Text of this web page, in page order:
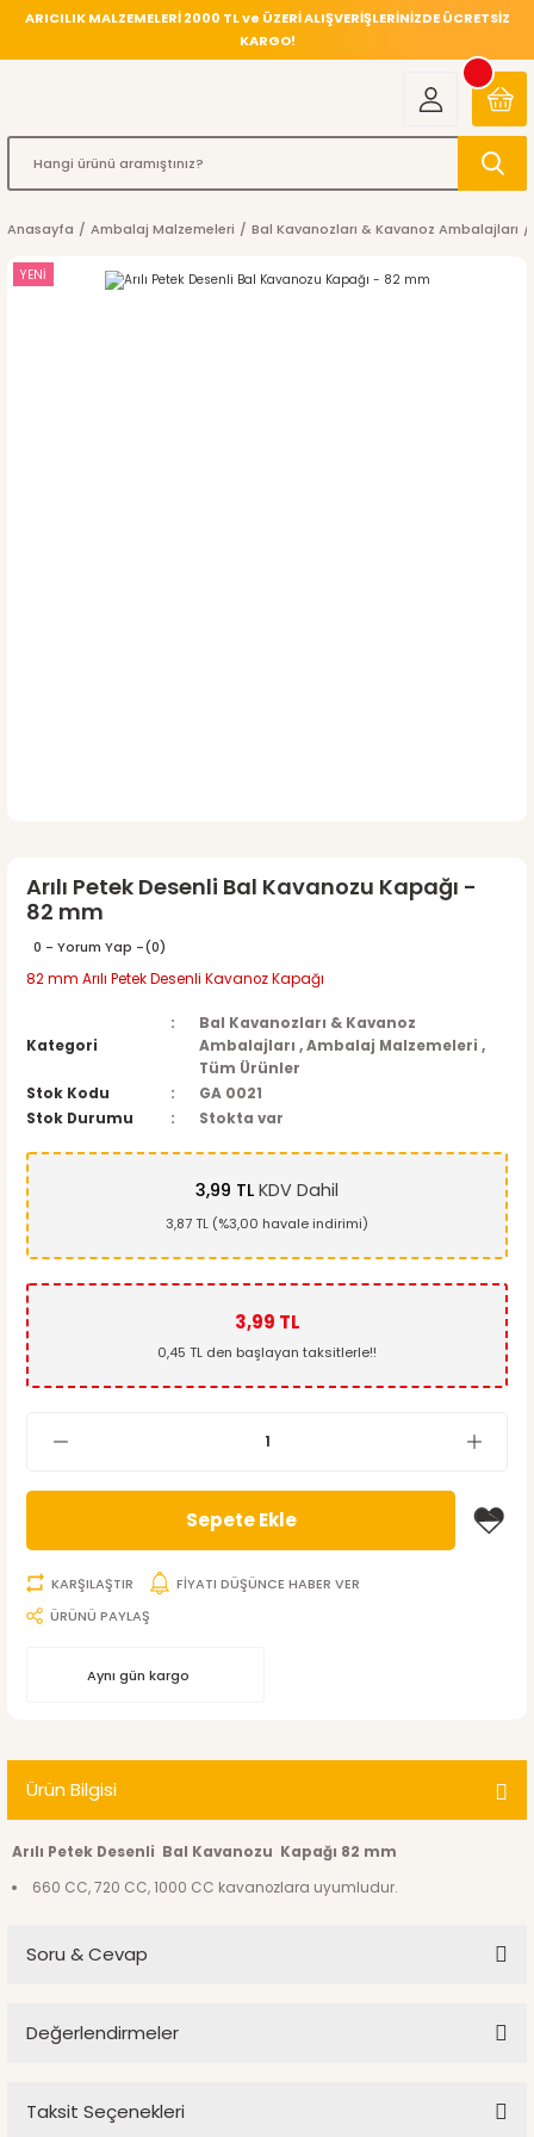
ARICILIK MALZEMELERİ 2000 TL ve ÜZERİ ALIŞVERİŞLERİNİZDE ÜCRETSİZ
KARGO!
Anasayfa Ambalaj Malzemeleri Bal Kavanozları & Kavanoz Ambalajları
YENİ
Arılı Petek Desenli Bal Kavanozu Kapağı -
82 mm
0 - Yorum Yap -(0)
82 mm Arılı Petek Desenli Kavanoz Kapağı
Kategori
Bal Kavanozları & Kavanoz
Ambalajları ,Ambalaj Malzemeleri ,
Tüm Ürünler
Stok Kodu
GA 0021
Stok Durumu
Stokta var
3,99 TL KDV Dahil
3,87 TL (%3,00 havale indirimi)
3,99 TL
0,45 TL den başlayan taksitlerle!!
Sepete Ekle
KARŞILAŞTIR
FİYATI DÜŞÜNCE HABER VER
ÜRÜNÜ PAYLAŞ
Aynı gün kargo
Ürün Bilgisi
Arılı Petek Desenli Bal Kavanozu Kapağı 82 mm
660 CC, 720 CC, 1000 CC kavanozlara uyumludur.
Soru & Cevap
Değerlendirmeler
Taksit Seçenekleri